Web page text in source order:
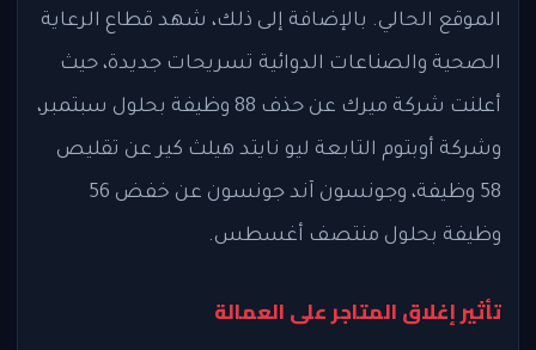
الموقع الحالي. بالإضافة إلى ذلك، شهد قطاع الرعاية
الصحية والصناعات الدوائية تسريحات جديدة، حيث
أعلنت شركة ميرك عن حذف 88 وظيفة بحلول سبتمبر،
وشركة أوبتوم التابعة ليو نايتد هيلث كير عن تقليص
58 وظيفة، وجونسون آند جونسون عن خفض 56
وظيفة بحلول منتصف أغسطس.
تأثير إغلاق المتاجر على العمالة